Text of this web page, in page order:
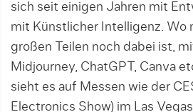
sich seit einigen Jahren mit
mit Künstlicher Intelligenz. Wo
großen Teilen noch dabei ist,
Midjourney, ChatGPT, Canva
sieht es auf Messen wie der
Electronics Show) im Las